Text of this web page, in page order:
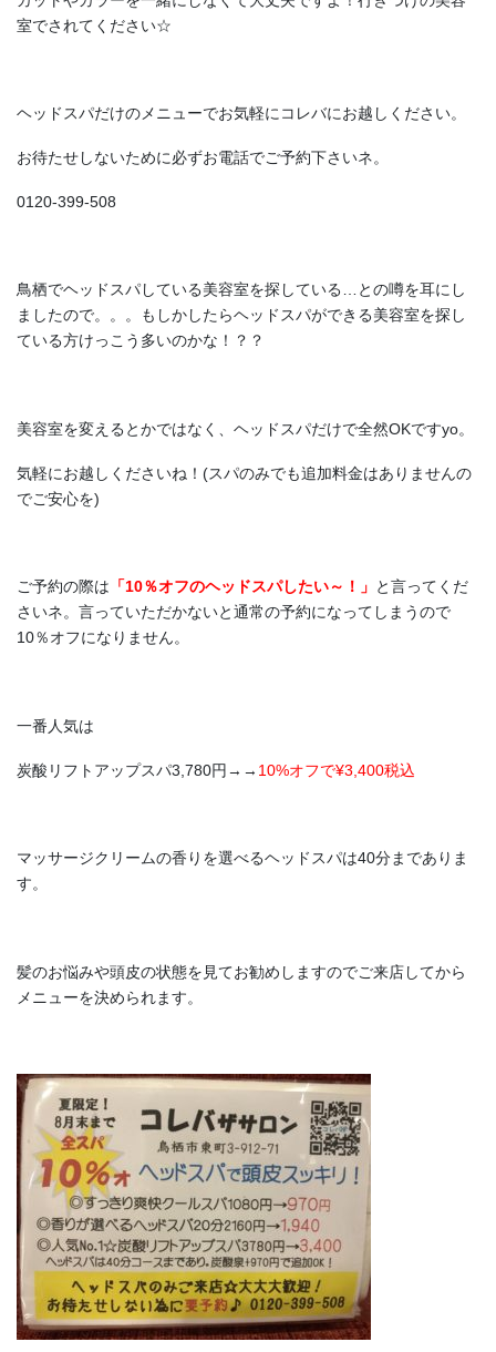
室でされてください☆
ヘッドスパだけのメニューでお気軽にコレバにお越しください。
お待たせしないために必ずお電話でご予約下さいネ。
0120-399-508
鳥栖でヘッドスパしている美容室を探している…との噂を耳にし
ましたので。。。もしかしたらヘッドスパができる美容室を探し
ている方けっこう多いのかな！？？
美容室を変えるとかではなく、ヘッドスパだけで全然OKですyo。
気軽にお越しくださいね！(スパのみでも追加料金はありませんの
でご安心を)
ご予約の際は 「10％オフのヘッドスパしたい～！」 と言ってくだ
さいネ。言っていただかないと通常の予約になってしまうので
10％オフになりません。
一番人気は
炭酸リフトアップスパ3,780円→→ 10%オフで¥3,400税込
マッサージクリームの香りを選べるヘッドスパは40分までありま
す。
髪のお悩みや頭皮の状態を見てお勧めしますのでご来店してから
メニューを決められます。